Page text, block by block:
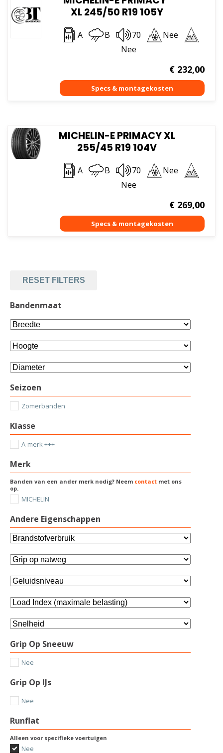
XL 245/50 R19 105Y
A B 70
Nee
Nee
€232,00
MICHELIN-E PRIMACY XL
255/45 R19 104V
A B 70
Nee
Nee
€269,00
RESET FILTERS
Bandenmaat
Seizoen
Zomerbanden
Klasse
A-merk +++
Merk
Banden van een ander merk nodig? Neem contact met ons
op.
MICHELIN
Andere Eigenschappen
Grip Op Sneeuw
Nee
Grip Op IJs
Nee
Runflat
Alleen voor specifieke voertuigen
Nee